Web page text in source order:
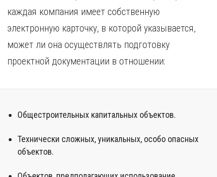
Махачкала
Набережные Челны
Нижний Новгород
Новокузнецк
Чита
Я
Ярославль
каждая компания имеет собственную
электронную карточку, в которой указывается,
может ли она осуществлять подготовку
проектной документации в отношении:
Общестроительных капитальных объектов.
Технически сложных, уникальных, особо опасных
объектов.